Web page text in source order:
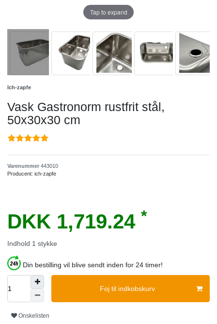
Tap to expand
Ich-zapfe
Vask Gastronorm rustfrit stål,
50x30x30 cm
Varenummer 443010
Producent: ich-zapfe
DKK 1,719.24 *
Indhold 1 stykke
Din bestilling vil blive sendt inden for 24 timer!
Foj til indkobskurv
Onskelisten